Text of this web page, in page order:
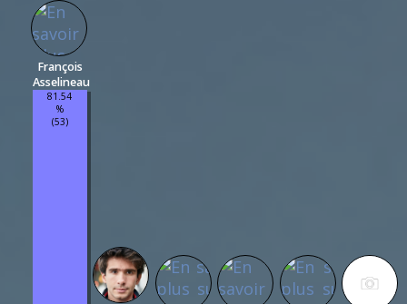
François
Asselineau
81.54
%
(53)